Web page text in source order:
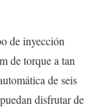
de inyección
de torque a tan
de seis
disfrutar de